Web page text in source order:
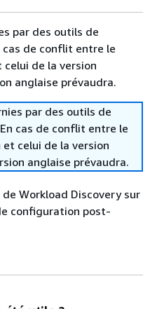
par des outils de
de conflit entre le
de la version
anglaise prévaudra.
par des outils de
cas de conflit entre le
celui de la version
anglaise prévaudra.
Workload Discovery sur
configuration post-